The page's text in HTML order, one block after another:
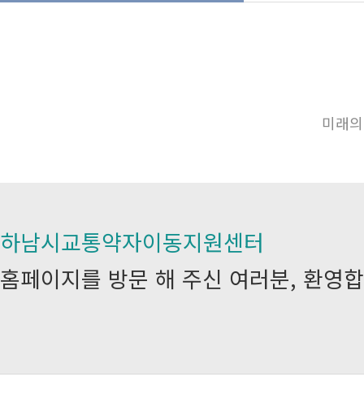
미래
하남시교통약자이동지원센터
홈페이지를 방문 해 주신 여러분, 환영